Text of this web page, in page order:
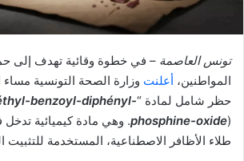
تونس العاصمة – في خطوة وقائية تهدف إلى
المواطنين، أعلنت وزارة الصحة التونسية
حظر شامل لمادة “benzoyl-diphényl-
phosphine-oxide). وهي مادة كيميائية
طلاء الأظافر الاصطناعية، المستخدمة للتثبيت